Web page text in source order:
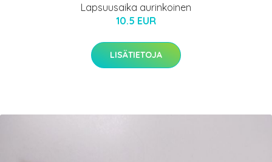
Lapsuusaika aurinkoinen
10.5 EUR
LISÄTIETOJA